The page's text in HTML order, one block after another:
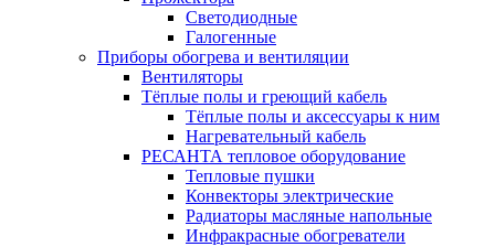
Светодиодные
Галогенные
Приборы обогрева и вентиляции
Вентиляторы
Тёплые полы и греющий кабель
Тёплые полы и аксессуары к ним
Нагревательный кабель
РЕСАНТА тепловое оборудование
Тепловые пушки
Конвекторы электрические
Радиаторы масляные напольные
Инфракрасные обогреватели